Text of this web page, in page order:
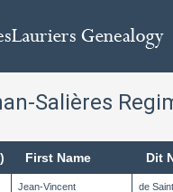
Salières
First Name Dit
Jean-Vincent de